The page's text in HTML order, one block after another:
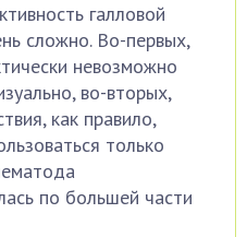
галловой
сложно. Во-первых,
невозможно
во-вторых,
как правило,
только
по большей части